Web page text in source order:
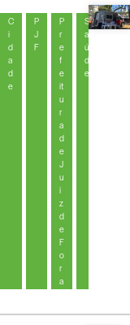
C
i
d
a
d
e
P
J
F
P
r
e
f
e
it
u
r
a
d
e
J
u
i
z
d
e
F
o
r
a
S
a
ú
d
e